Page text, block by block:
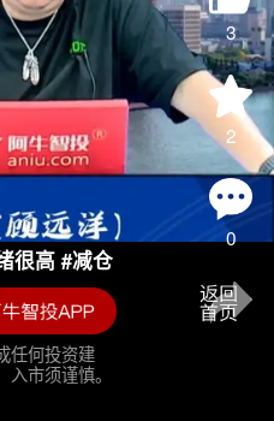
3
2
0
很高 #减仓
任何投资建
市须谨慎。